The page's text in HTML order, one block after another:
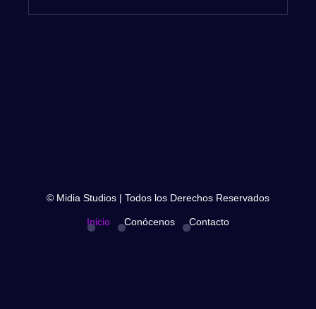
© Midia Studios | Todos los Derechos Reservados
Inicio Conócenos Contacto